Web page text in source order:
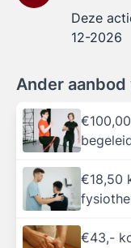
Deze
12-2026
Ander aanbod
€18,50
€43,-